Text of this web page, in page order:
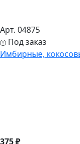
Арт. 04875
Под заказ
Имбирные,
375 ₽